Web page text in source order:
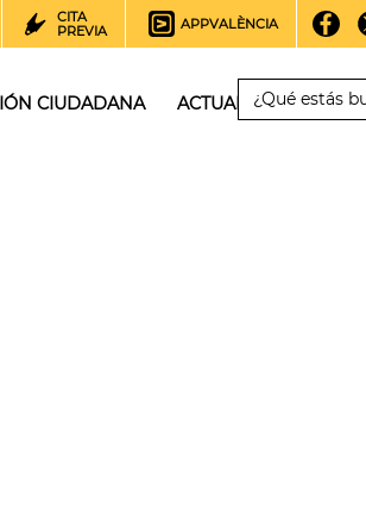
CITA
PREVIA
APPVALÈNCIA
CIUDADANA ACTUALIDAD